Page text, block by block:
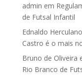
admin em
de Futsal Infantil
Ednaldo
Castro é o mais
Bruno de Oliveira
Rio Branco de